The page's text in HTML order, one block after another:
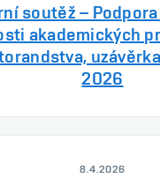
soutěž –
akademických
2026
8.4.2026